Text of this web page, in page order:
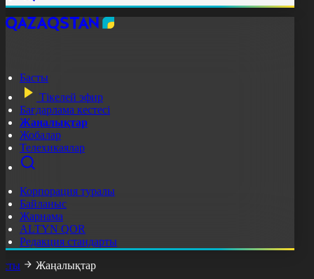
Басты
Тікелей эфир
Бағдарлама кестесі
Жаңалықтар
Жобалар
Телехикаялар
Корпорация туралы
Байланыс
Жарнама
ALTYN QOR
Редакция стандарты
Жаңалықтар